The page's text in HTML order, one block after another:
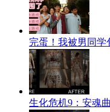
完蛋！我被男同学
生化危机9：安魂